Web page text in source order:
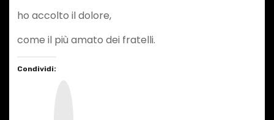
ho accolto il dolore,
come il più amato dei fratelli.
Condividi: